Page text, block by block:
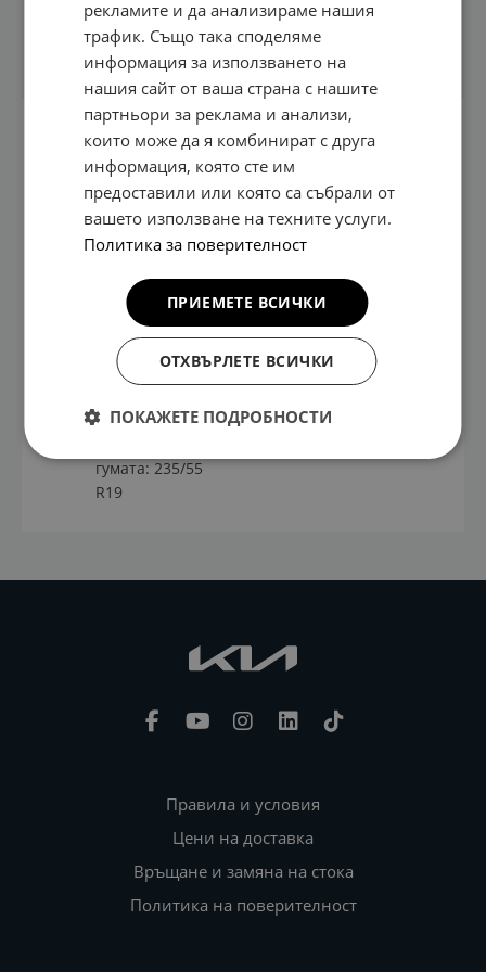
Техническа информация
Алуминиева
джанта,
следваща
спецификациите
в одобрението
на типа на
цялото
превозно
средство (WVTA)
Съвместим с
TPMS
Препоръчителен
гумата: 235/55
R19
Спецификация:
OE част No:
52910CV110
52960R0100
Гайка:
5295014140
Правила и условия
Цени на доставка
Връщане и замяна на стока
Политика на поверителност
рекламите и да анализираме нашия
трафик. Също така споделяме
информация за използването на
нашия сайт от ваша страна с нашите
партньори за реклама и анализи,
които може да я комбинират с друга
информация, която сте им
предоставили или която са събрали от
вашето използване на техните услуги.
Политика за поверителност
ПРИЕМЕТЕ ВСИЧКИ
ОТХВЪРЛЕТЕ ВСИЧКИ
ПОКАЖЕТЕ ПОДРОБНОСТИ